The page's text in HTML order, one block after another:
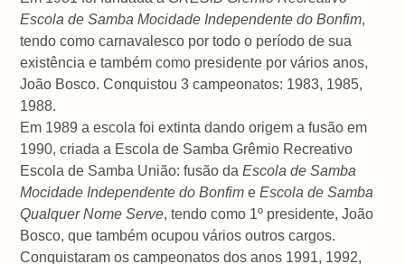
Escola de Samba Mocidade Independente do Bonfim,
tendo como carnavalesco por todo o período de sua
existência e também como presidente por vários anos,
João Bosco. Conquistou 3 campeonatos: 1983, 1985,
1988.
Em 1989 a escola foi extinta dando origem a fusão em
1990, criada a Escola de Samba Grêmio Recreativo
Escola de Samba União: fusão daEscola de Samba
Mocidade Independente do Bonfim eEscola de Samba
Qualquer Nome Serve, tendo como 1º presidente, João
Bosco, que também ocupou vários outros cargos.
Conquistaram os campeonatos dos anos 1991, 1992,